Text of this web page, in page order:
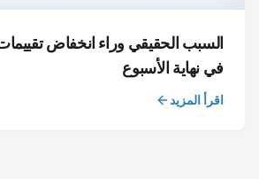
السبب الحقيقي وراء انخفاض
في نهاية الأسبوع
اقرأ المزيد